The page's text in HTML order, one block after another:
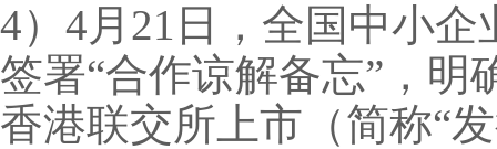
4）4月21日，全国中小
签署“合作谅解备忘”，
香港联交所上市（简称“